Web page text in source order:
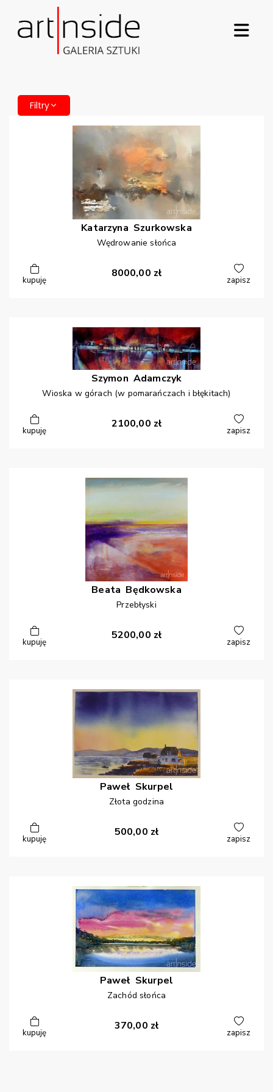
Filtry
Katarzyna Szurkowska
Wędrowanie słońca
kupuję
8000,00 zł
zapisz
Szymon Adamczyk
Wioska w górach (w pomarańczach i błękitach)
kupuję
2100,00 zł
zapisz
Beata Będkowska
Przebłyski
kupuję
5200,00 zł
zapisz
Paweł Skurpel
Złota godzina
kupuję
500,00 zł
zapisz
Paweł Skurpel
Zachód słońca
kupuję
370,00 zł
zapisz